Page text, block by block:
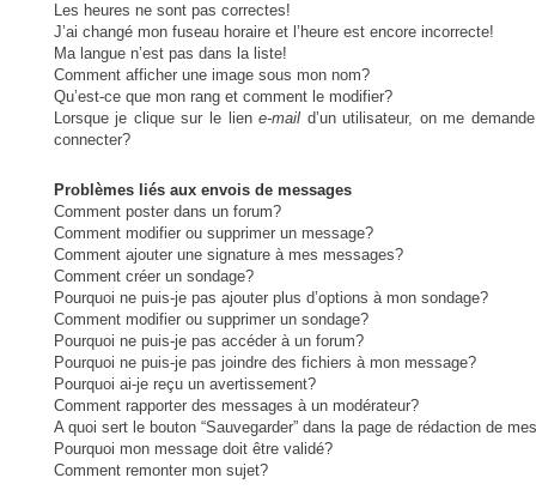
Les heures ne sont pas correctes!
J’ai changé mon fuseau horaire et l’heure est encore incorrecte!
Ma langue n’est pas dans la liste!
Comment afficher une image sous mon nom?
Qu’est-ce que mon rang et comment le modifier?
Lorsque je clique sur le liene-mail d’un utilisateur, on me
connecter?
Problèmes liés aux envois de messages
Comment poster dans un forum?
Comment modifier ou supprimer un message?
Comment ajouter une signature à mes messages?
Comment créer un sondage?
Pourquoi ne puis-je pas ajouter plus d’options à mon sondage?
Comment modifier ou supprimer un sondage?
Pourquoi ne puis-je pas accéder à un forum?
Pourquoi ne puis-je pas joindre des fichiers à mon message?
Pourquoi ai-je reçu un avertissement?
Comment rapporter des messages à un modérateur?
A quoi sert le bouton “Sauvegarder” dans la page de rédaction de
Pourquoi mon message doit être validé?
Comment remonter mon sujet?